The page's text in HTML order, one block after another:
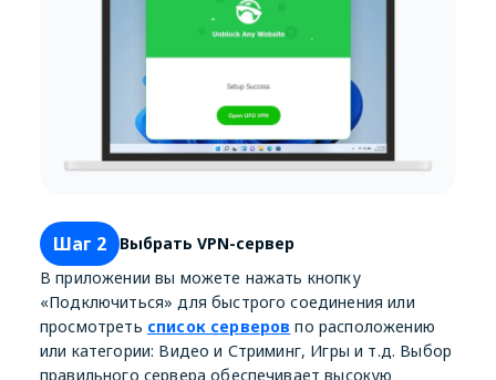
Шаг 2
Выбрать VPN-сервер
В приложении вы можете нажать кнопку
«Подключиться» для быстрого соединения или
просмотреть список серверов по расположению
или категории: Видео и Стриминг, Игры и т.д. Выбор
правильного сервера обеспечивает высокую